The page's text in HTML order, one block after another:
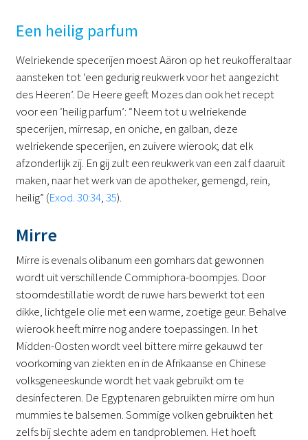
Een heilig parfum
Welriekende specerijen moest Aäron op het reukofferaltaar
aansteken tot ‘een gedurig reukwerk voor het aangezicht
des Heeren’. De Heere geeft Mozes dan ook het recept
voor een ‘heilig parfum’: “Neem tot u welriekende
specerijen, mirresap, en oniche, en galban, deze
welriekende specerijen, en zuivere wierook; dat elk
afzonderlijk zij. En gij zult een reukwerk van een zalf daaruit
maken, naar het werk van de apotheker, gemengd, rein,
heilig” (Exod. 30:34,35).
Mirre
Mirre is evenals olibanum een gomhars dat gewonnen
wordt uit verschillende Commiphora-boompjes. Door
stoomdestillatie wordt de ruwe hars bewerkt tot een
dikke, lichtgele olie met een warme, zoetige geur. Behalve
wierook heeft mirre nog andere toepassingen. In het
Midden-Oosten wordt veel bittere mirre gekauwd ter
voorkoming van ziekten en in de Afrikaanse en Chinese
volksgeneeskunde wordt het vaak gebruikt om te
desinfecteren. De Egyptenaren gebruikten mirre om hun
mummies te balsemen. Sommige volken gebruikten het
zelfs bij slechte adem en tandproblemen. Het hoeft